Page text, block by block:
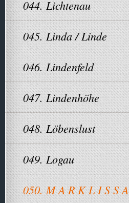
044. Lichtenau
045. Linda / Linde
046. Lindenfeld
047. Lindenhöhe
048. Löbenslust
049. Logau
050. M A R K L I S S A